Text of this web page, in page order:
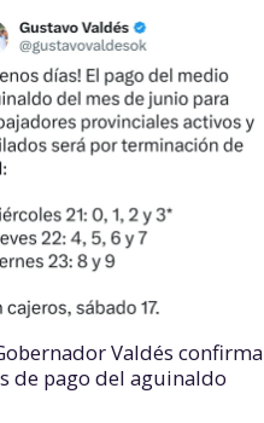
Valdés confirma
de pago del aguinaldo